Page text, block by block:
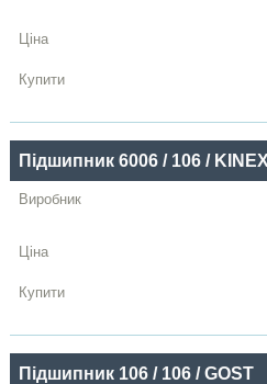
Підшипник 6006 / 106 / KINEX
Підшипник 106 / 106 / GOST